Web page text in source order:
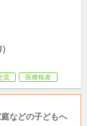
)
流 医療格差
などの子どもへ